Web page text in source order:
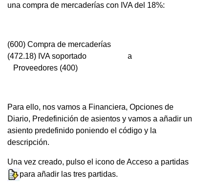
una compra de mercaderías con IVA del 18%:
(600) Compra de mercaderías
(472.18) IVA soportado a
Proveedores (400)
Para ello, nos vamos a Financiera, Opciones de
Diario, Predefinición de asientos y vamos a añadir un
asiento predefinido poniendo el código y la
descripción.
Una vez creado, pulso el icono de Acceso a partidas
para añadir las tres partidas.